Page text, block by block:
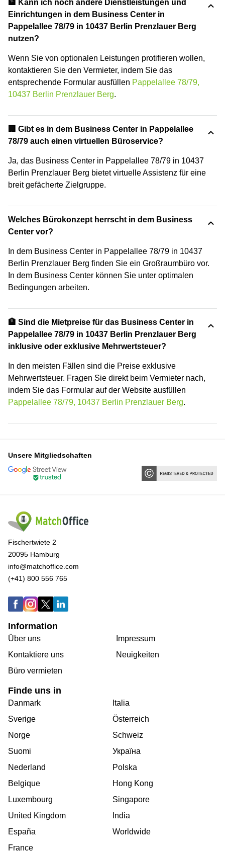
🏦 Kann ich noch andere Dienstleistungen und
Einrichtungen in dem Business Center in
Pappelallee 78/79 in 10437 Berlin Prenzlauer Berg
nutzen?
Wenn Sie von optionalen Leistungen protifieren wollen,
kontaktieren Sie den Vermieter, indem Sie das
entsprechende Formular ausfüllen Pappelallee 78/79,
10437 Berlin Prenzlauer Berg.
🏢 Gibt es in dem Business Center in Pappelallee
78/79 auch einen virtuellen Büroservice?
Ja, das Business Center in Pappelallee 78/79 in 10437
Berlin Prenzlauer Berg bietet virtuelle Assistenz für eine
breit gefächerte Zielgruppe.
Welches Bürokonzept herrscht in dem Business
Center vor?
In dem Business Center in Pappelallee 78/79 in 10437
Berlin Prenzlauer Berg finden Sie ein Großraumbüro vor.
In dem Business Center können Sie unter optimalen
Bedingungen arbeiten.
🏦 Sind die Mietpreise für das Business Center in
Pappelallee 78/79 in 10437 Berlin Prenzlauer Berg
inklusive oder exklusive Mehrwertsteuer?
In den meisten Fällen sind die Preise exklusive
Mehrwertsteuer. Fragen Sie direkt beim Vermieter nach,
indem Sie das Formular auf der Website ausfüllen
Pappelallee 78/79, 10437 Berlin Prenzlauer Berg.
Unsere Mitgliedschaften
Fischertwiete 2
20095 Hamburg
info@matchoffice.com
(+41) 800 556 765
Information
Über uns
Kontaktiere uns
Büro vermieten
Impressum
Neuigkeiten
Finde uns in
Danmark
Sverige
Norge
Suomi
Nederland
Belgique
Luxembourg
United Kingdom
España
France
Italia
Österreich
Schweiz
Україна
Polska
Hong Kong
Singapore
India
Worldwide